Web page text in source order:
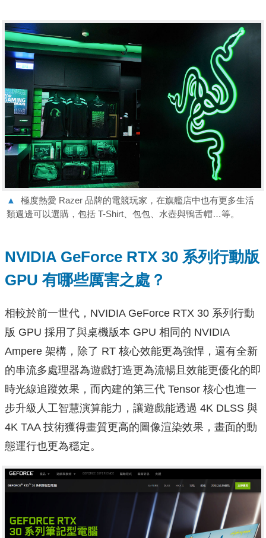
▲
極度熱愛 Razer 品牌的電競玩家，在旗艦店中也有更多生活
類週邊可以選購，包括 T-Shirt、包包、水壺與鴨舌帽…等。
NVIDIA GeForce RTX 30 系列行動版
GPU 有哪些厲害之處？
相較於前一世代，NVIDIA GeForce RTX 30 系列行動
版 GPU 採用了與桌機版本 GPU 相同的 NVIDIA
Ampere 架構，除了 RT 核心效能更為強悍，還有全新
的串流多處理器為遊戲打造更為流暢且效能更優化的即
時光線追蹤效果，而內建的第三代 Tensor 核心也進一
步升級人工智慧演算能力，讓遊戲能透過 4K DLSS 與
4K TAA 技術獲得畫質更高的圖像渲染效果，畫面的動
態運行也更為穩定。